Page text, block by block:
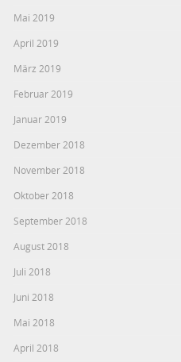
Mai 2019
April 2019
März 2019
Februar 2019
Januar 2019
Dezember 2018
November 2018
Oktober 2018
September 2018
August 2018
Juli 2018
Juni 2018
Mai 2018
April 2018